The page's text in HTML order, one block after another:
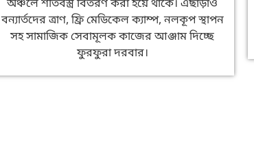
অঞ্চলে শীতবস্ত্র বিতরণ করা হয়ে থাকে। এছাড়াও
বন্যার্তদের ত্রাণ, ফ্রি মেডিকেল ক্যাম্প, নলকূপ স্থাপন
সহ সামাজিক সেবামূলক কাজের আঞ্জাম দিচ্ছে
ফুরফুরা দরবার।